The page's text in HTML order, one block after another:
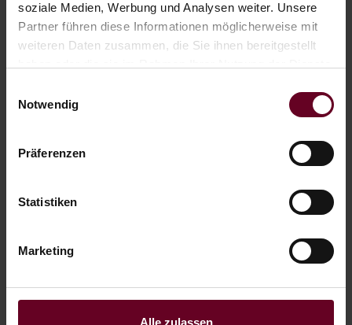
soziale Medien, Werbung und Analysen weiter. Unsere
Partner führen diese Informationen möglicherweise mit
weiteren Daten zusammen, die Sie ihnen bereitgestellt
Notwendig
Präferenzen
Statistiken
Marketing
Alle zulassen
Ruheraum mit herrlichem Seeblick
Dampfbad
Bademäntel & Saunatücher im Zimmer